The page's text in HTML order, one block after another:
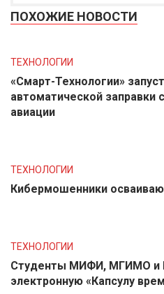
ПОХОЖИЕ НОВОСТИ
ТЕХНОЛОГИИ
«Смарт-Технологии»
автоматической заправки
авиации
ТЕХНОЛОГИИ
Кибермошенники
ТЕХНОЛОГИИ
Студенты МИФИ, МГИМО и
электронную «Капсулу